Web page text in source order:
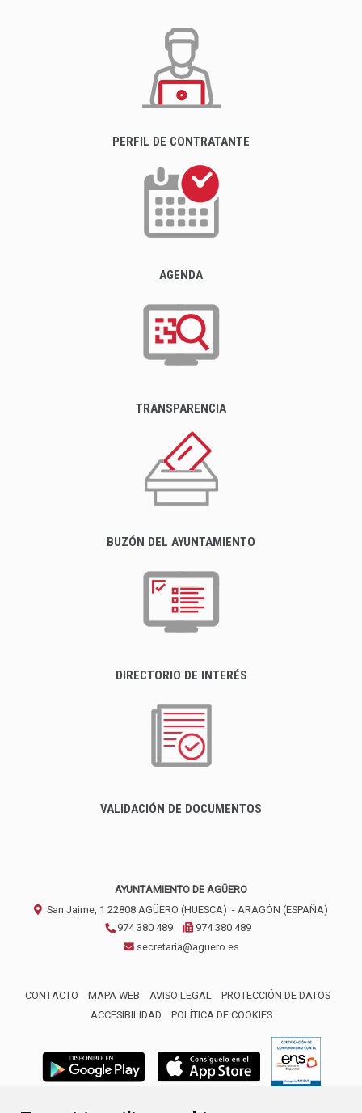
PERFIL DE CONTRATANTE
AGENDA
TRANSPARENCIA
BUZÓN DEL AYUNTAMIENTO
DIRECTORIO DE INTERÉS
VALIDACIÓN DE DOCUMENTOS
AYUNTAMIENTO DE AGÜERO
San Jaime, 1 22808 AGÜERO (HUESCA) - ARAGÓN (ESPAÑA)
974 380 489
974 380 489
secretaria@aguero.es
CONTACTO MAPA WEB AVISO LEGAL
PROTECCIÓN DE DATOS
ACCESIBILIDAD
POLÍTICA DE COOKIES